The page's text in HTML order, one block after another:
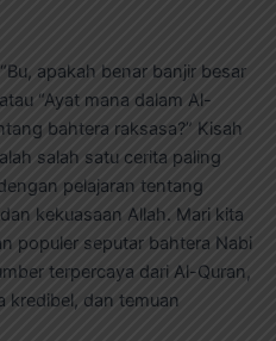
apakah benar banjir besar
“Ayat mana dalam Al-
bahtera raksasa?” Kisah
salah satu cerita paling
pelajaran tentang
kekuasaan Allah. Mari kita
populer seputar bahtera Nabi
terpercaya dari Al-Quran,
kredibel, dan temuan